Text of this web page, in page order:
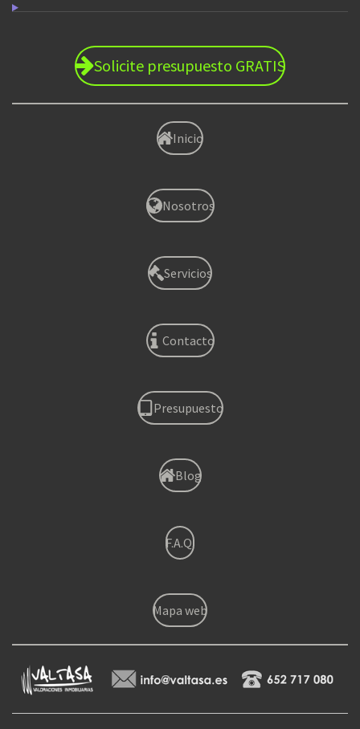
Solicite presupuesto GRATIS
Inicio
Nosotros
Servicios
Contacto
Presupuesto
Blog
F.A.Q.
Mapa web